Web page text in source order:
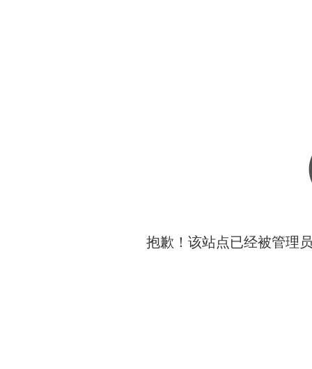
抱歉！该站点已经被管理